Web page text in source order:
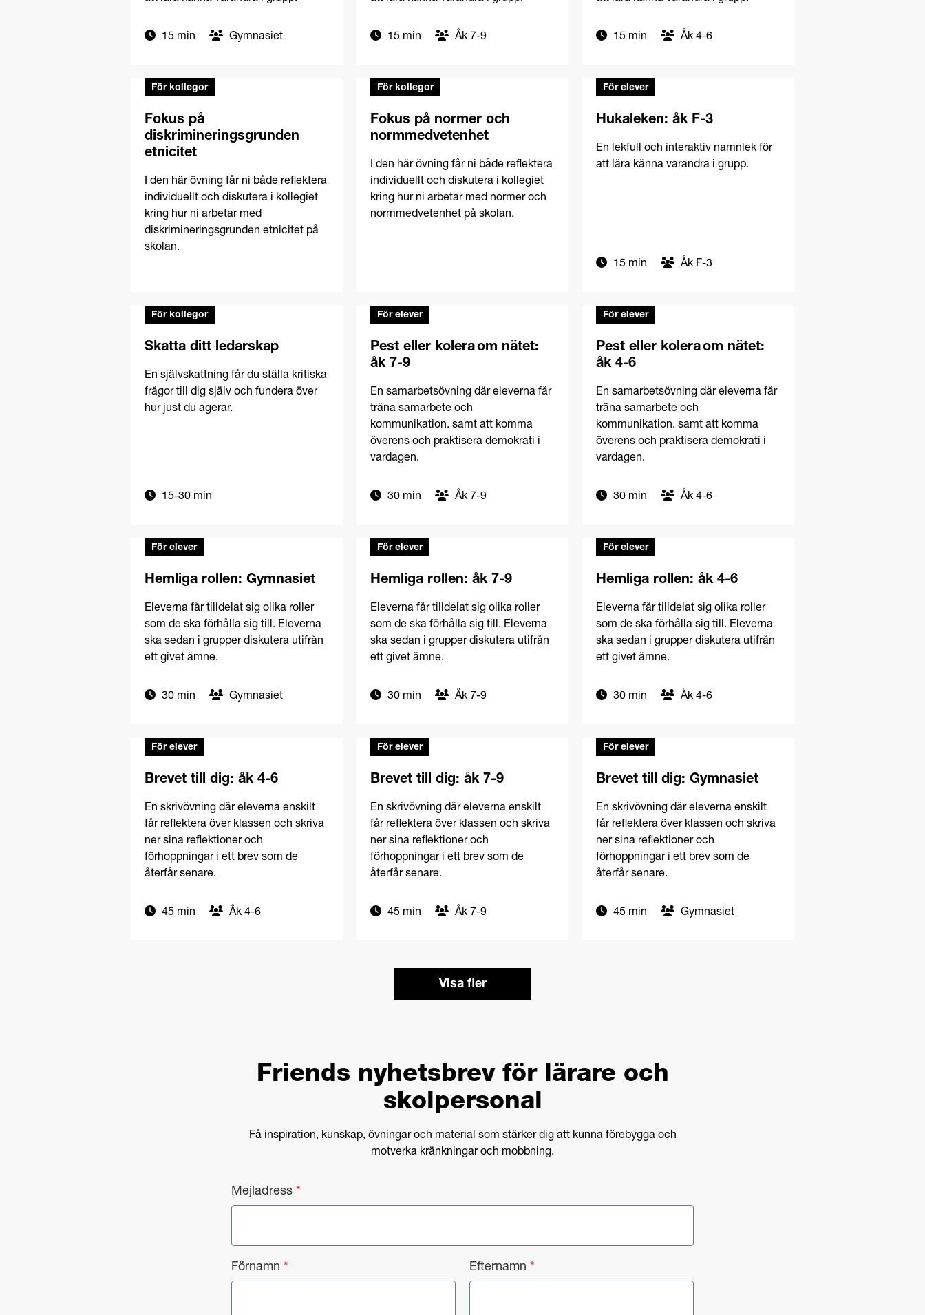
15 min Gymnasiet 15 min Åk 7-9 15 min Åk 4-6
För kollegor
Fokus på
diskrimineringsgrunden
etnicitet
I den här övning får ni både reflektera
individuellt och diskutera i kollegiet
kring hur ni arbetar med
diskrimineringsgrunden etnicitet på
skolan.
För kollegor
Fokus på normer och
normmedvetenhet
I den här övning får ni både reflektera
individuellt och diskutera i kollegiet
kring hur ni arbetar med normer och
normmedvetenhet på skolan.
För elever
Hukaleken: åk F-3
En lekfull och interaktiv namnlek för
att lära känna varandra i grupp.
15 min Åk F-3
För kollegor
Skatta ditt ledarskap
En självskattning får du ställa kritiska
frågor till dig själv och fundera över
hur just du agerar.
15-30 min
För elever
Pest eller kolera om nätet:
åk 7-9
En samarbetsövning där eleverna får
träna samarbete och
kommunikation. samt att komma
överens och praktisera demokrati i
vardagen.
30 min Åk 7-9
För elever
Pest eller kolera om nätet:
åk 4-6
En samarbetsövning där eleverna får
träna samarbete och
kommunikation. samt att komma
överens och praktisera demokrati i
vardagen.
30 min Åk 4-6
För elever
Hemliga rollen: Gymnasiet
Eleverna får tilldelat sig olika roller
som de ska förhålla sig till. Eleverna
ska sedan i grupper diskutera utifrån
ett givet ämne.
30 min Gymnasiet
För elever
Hemliga rollen: åk 7-9
Eleverna får tilldelat sig olika roller
som de ska förhålla sig till. Eleverna
ska sedan i grupper diskutera utifrån
ett givet ämne.
30 min Åk 7-9
För elever
Hemliga rollen: åk 4-6
Eleverna får tilldelat sig olika roller
som de ska förhålla sig till. Eleverna
ska sedan i grupper diskutera utifrån
ett givet ämne.
30 min Åk 4-6
För elever
Brevet till dig: åk 4-6
En skrivövning där eleverna enskilt
får reflektera över klassen och skriva
ner sina reflektioner och
förhoppningar i ett brev som de
återfår senare.
45 min Åk 4-6
För elever
Brevet till dig: åk 7-9
En skrivövning där eleverna enskilt
får reflektera över klassen och skriva
ner sina reflektioner och
förhoppningar i ett brev som de
återfår senare.
45 min Åk 7-9
För elever
Brevet till dig: Gymnasiet
En skrivövning där eleverna enskilt
får reflektera över klassen och skriva
ner sina reflektioner och
förhoppningar i ett brev som de
återfår senare.
45 min Gymnasiet
Visa fler
Friends nyhetsbrev för lärare och
skolpersonal
Få inspiration, kunskap, övningar och material som stärker dig att kunna förebygga och
motverka kränkningar och mobbning.
Mejladress *
Förnamn * Efternamn *